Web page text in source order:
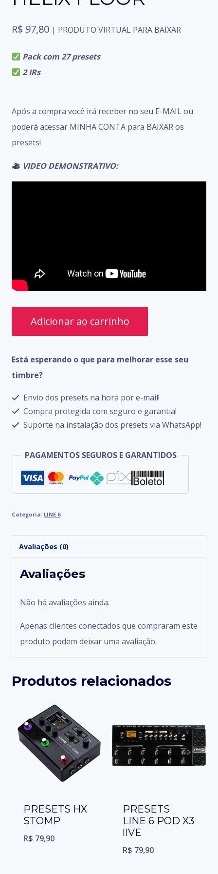
R$ 97,80 | PRODUTO VIRTUAL PARA BAIXAR
Pack com 27 presets
2 IRs
Após a compra você irá receber no seu E-MAIL ou
poderá acessar MINHA CONTA para BAIXAR os
presets!
VIDEO DEMONSTRATIVO:
HELIX
FLOOR
quantidade
Adicionar ao carrinho
Está esperando o que para melhorar esse seu
timbre?
Envio dos presets na hora por e-mail!
Compra protegida com seguro e garantia!
Suporte na instalação dos presets via WhatsApp!
PAGAMENTOS SEGUROS E GARANTIDOS
Categoria: LINE 6
Avaliações (0)
Avaliações
Não há avaliações ainda.
Apenas clientes conectados que compraram este
produto podem deixar uma avaliação.
Produtos relacionados
PRESETS HX
STOMP
R$ 79,90
PRESETS
LINE 6 POD X3
lIVE
R$ 79,90